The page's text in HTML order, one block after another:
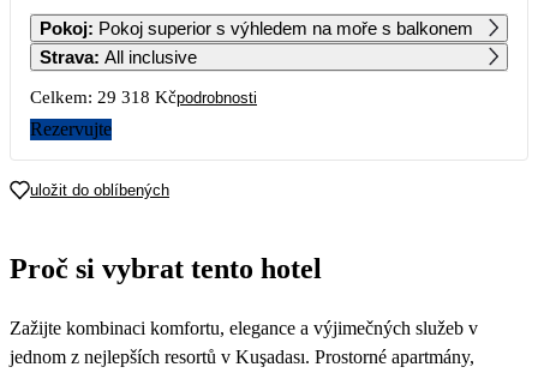
32 079 22 599
7 8
14
28 889
21
26 189
22
20 599 14 659
Pokoj:
Pokoj superior s výhledem na moře s balkonem
Strava: All inclusive
Celkem: 29 318 Kčpodrobnosti
Rezervujte
uložit do oblíbených
Proč si vybrat tento hotel
Zažijte kombinaci komfortu, elegance a výjimečných služeb v
jednom z nejlepších resortů v Kuşadası. Prostorné apartmány,